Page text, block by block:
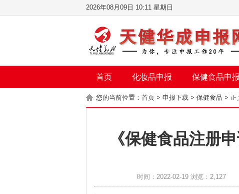
2026年08月09日 10:11 星期日
首页 化妆品申报 保健食品申报
您的当前位置： 首页 > 申报下载 > 保健食品 > 正
《保健食品注册
时间：2022-02-19 浏览：2,127